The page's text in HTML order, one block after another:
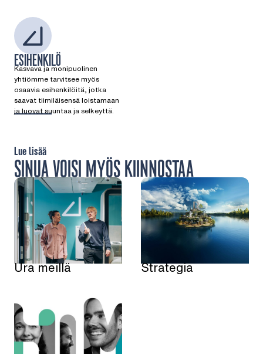
ESIHENKILÖ
Kasvava ja monipuolinen
yhtiömme tarvitsee myös
osaavia esihenkilöitä, jotka
saavat tiimiläisensä loistamaan
ja luovat suuntaa ja selkeyttä.
SINUA VOISI MYÖS KIINNOSTAA
Lue lisää
Ura meillä Strategia